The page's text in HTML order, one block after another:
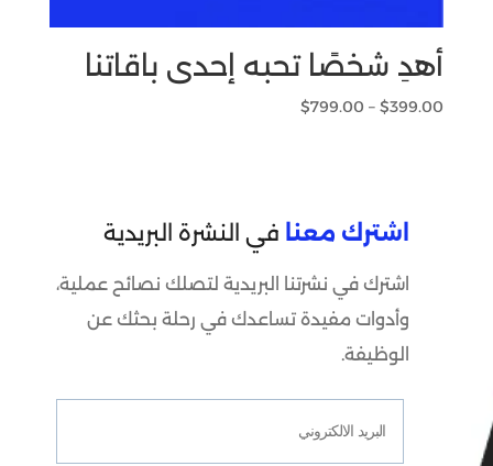
أهدِ شخصًا تحبه إحدى باقاتنا
$399.00
–
$799.00 نطاق
⁦$799.00⁩
اشترك معنا في النشرة البريدية
اشترك في نشرتنا البريدية لتصلك نصائح عملية،
وأدوات مفيدة تساعدك في رحلة بحثك عن
الوظيفة.